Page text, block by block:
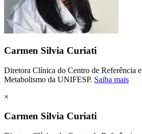
Carmen Silvia Curiati
Diretora Clínica do Centro de Referência
Metabolismo da UNIFESP. Saiba mais
×
Carmen Silvia Curiati